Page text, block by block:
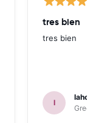
tres bien
tres bien
l